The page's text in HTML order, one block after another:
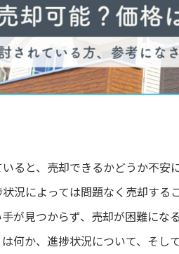
ると、売却できるかどうか不安
況によっては問題なく売却する
が見つからず、売却が困難にな
何か、進捗状況について、そし